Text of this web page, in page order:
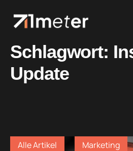
Schlagwort:
Update
Alle Artikel Marketing